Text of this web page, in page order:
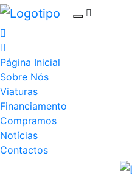
Página Inicial
Sobre Nós
Viaturas
Financiamento
Compramos
Notícias
Contactos